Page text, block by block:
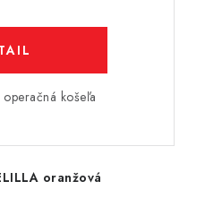
košeľa
oranžová